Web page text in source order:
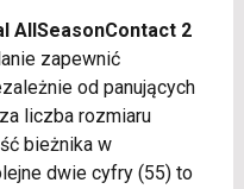
AllSeasonContact 2
zapewnić
od panujących
liczba rozmiaru
bieżnika w
dwie cyfry (55) to